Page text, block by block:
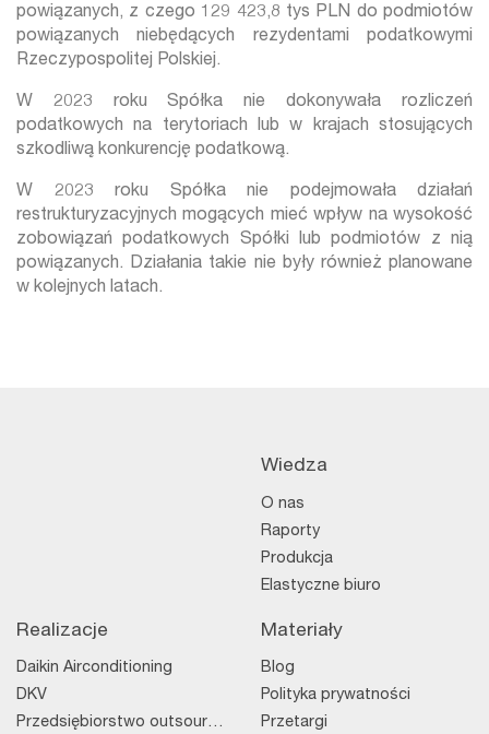
powiązanych, z czego 129 423,8 tys PLN do podmiotów
powiązanych niebędących rezydentami podatkowymi
Rzeczypospolitej Polskiej.
W 2023 roku Spółka nie dokonywała rozliczeń
podatkowych na terytoriach lub w krajach stosujących
szkodliwą konkurencję podatkową.
W 2023 roku Spółka nie podejmowała działań
restrukturyzacyjnych mogących mieć wpływ na wysokość
zobowiązań podatkowych Spółki lub podmiotów z nią
powiązanych. Działania takie nie były również planowane
w kolejnych latach.
Wiedza
O nas
Raporty
Produkcja
Elastyczne biuro
Realizacje
Daikin Airconditioning
DKV
Przedsiębiorstwo outsourcingowe
Materiały
Blog
Polityka prywatności
Przetargi